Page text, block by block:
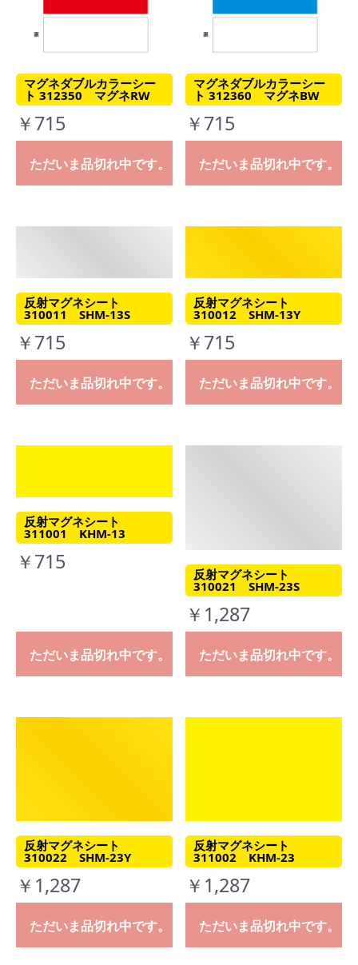
マグネダブルカラーシー
ト 312350 マグネRW
￥715
ただいま品切れ中です。
マグネダブルカラーシー
ト 312360 マグネBW
￥715
ただいま品切れ中です。
反射マグネシート
310011 SHM-13S
￥715
ただいま品切れ中です。
反射マグネシート
310012 SHM-13Y
￥715
ただいま品切れ中です。
反射マグネシート
311001 KHM-13
￥715
ただいま品切れ中です。
反射マグネシート
310021 SHM-23S
￥1,287
ただいま品切れ中です。
反射マグネシート
310022 SHM-23Y
￥1,287
ただいま品切れ中です。
反射マグネシート
311002 KHM-23
￥1,287
ただいま品切れ中です。